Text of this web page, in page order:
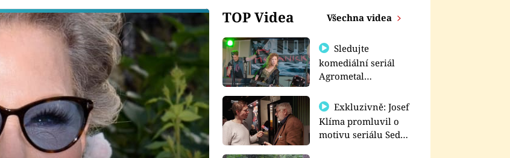
TOP Videa Všechna videa
Sledujte
komediální seriál
Agrometal
prima+
Exkluzivně: Josef
Klíma promluvil o
motivu seriálu Sedm